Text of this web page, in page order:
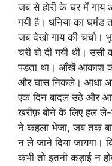
जब से होरी के घर में गाय
गयी है। धनिया का घमंड
जब देखो गाय की चर्चा।
चरी बो दी गयी थी।
पड़ता था। आँखें आकाश
और घास निकले। आधा
एक दिन बादल उठे और
ख़रीफ़ बोने के लिए हल
ने कहला भेजा, जब तक
न ले जाने दिया जायगा।
कभी तो इतनी कड़ाई न